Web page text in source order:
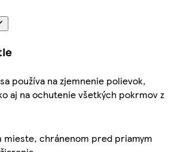
používa na zjemnenie polievok,
aj na ochutenie všetkých pokrmov z
mieste, chránenom pred priamym